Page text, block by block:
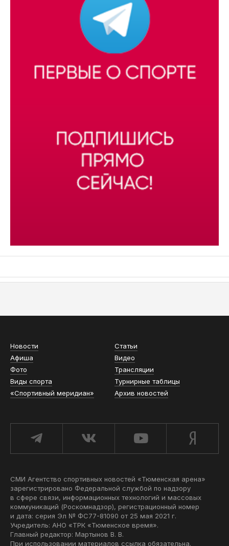
Новости
Статьи
Афиша
Видео
Фото
Трансляции
Виды спорта
Турнирные таблицы
«Спортивный меридиан»
Архив новостей
СМИ Агентство спортивных новостей «Тюменская арена»
зарегистрировано Федеральной службой по надзору
в сфере связи, информационных технологий и массовых
коммуникаций (Роскомнадзор), регистрационный номер
и дата: серия Эл № ФС77-81090 от 25 мая 2021 г.
Учредитель: АНО «ТРК «Тюменское время».
Главный редактор: Мартынов В. В.
При использовании материалов ссылка обязательна.